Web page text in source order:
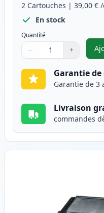
2 Cartouches | 39,00 €
En stock
Quantité
Quantité
Utilisez les boutons
− +
Quantité
Garantie
Garantie de 3
Livraison
commandes